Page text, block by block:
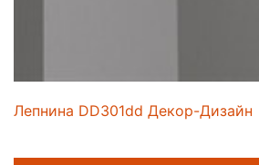
Лепнина DD301dd Декор-Дизайн